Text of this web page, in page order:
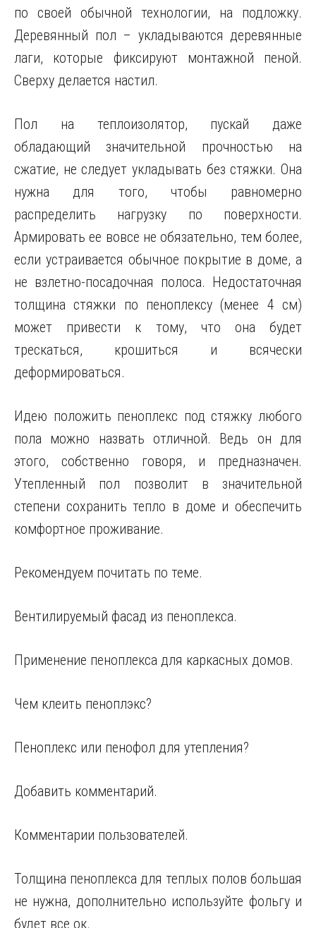
по своей обычной технологии, на подложку.
Деревянный пол – укладываются деревянные
лаги, которые фиксируют монтажной пеной.
Сверху делается настил.
Пол на теплоизолятор, пускай даже
обладающий значительной прочностью на
сжатие, не следует укладывать без стяжки. Она
нужна для того, чтобы равномерно
распределить нагрузку по поверхности.
Армировать ее вовсе не обязательно, тем более,
если устраивается обычное покрытие в доме, а
не взлетно-посадочная полоса. Недостаточная
толщина стяжки по пеноплексу (менее 4 см)
может привести к тому, что она будет
трескаться, крошиться и всячески
деформироваться.
Идею положить пеноплекс под стяжку любого
пола можно назвать отличной. Ведь он для
этого, собственно говоря, и предназначен.
Утепленный пол позволит в значительной
степени сохранить тепло в доме и обеспечить
комфортное проживание.
Рекомендуем почитать по теме.
Вентилируемый фасад из пеноплекса.
Применение пеноплекса для каркасных домов.
Чем клеить пеноплэкс?
Пеноплекс или пенофол для утепления?
Добавить комментарий.
Комментарии пользователей.
Толщина пеноплекса для теплых полов большая
не нужна, дополнительно используйте фольгу и
будет все ок.